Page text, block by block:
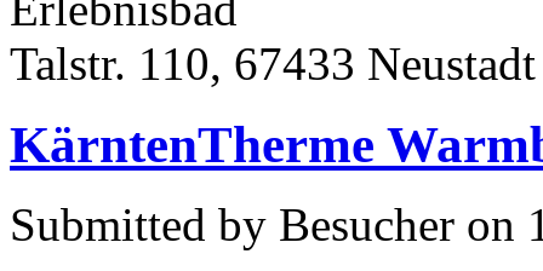
Talstr. 110, 67433
KärntenTherme
Submitted by Besucher on